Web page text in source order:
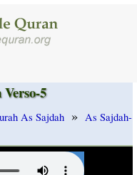
5
As Sajdah » As Sajdah-